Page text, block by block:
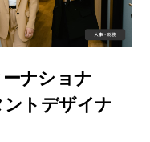
ナショナ
トデザイナ